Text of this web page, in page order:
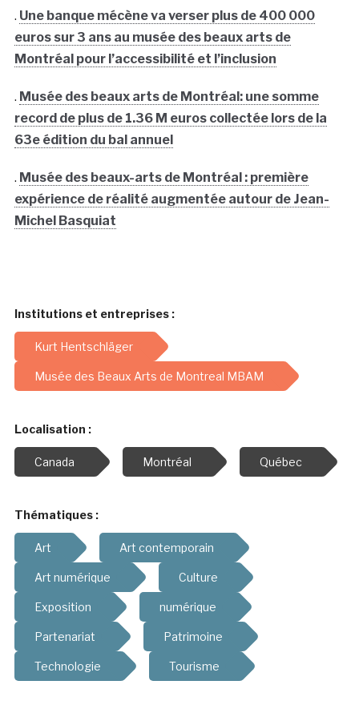
. Une banque mécène va verser plus de 400 000
euros sur 3 ans au musée des beaux arts de
Montréal pour l’accessibilité et l’inclusion
. Musée des beaux arts de Montréal: une somme
record de plus de 1.36 M euros collectée lors de la
63e édition du bal annuel
. Musée des beaux-arts de Montréal : première
expérience de réalité augmentée autour de Jean-
Michel Basquiat
Institutions et entreprises :
Kurt Hentschläger
Musée des Beaux Arts de Montreal MBAM
Localisation :
Canada Montréal Québec
Thématiques :
Art Art contemporain
Art numérique Culture
Exposition numérique
Partenariat Patrimoine
Technologie Tourisme